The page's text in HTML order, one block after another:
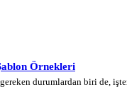
Örnekleri
gereken durumlardan biri de,